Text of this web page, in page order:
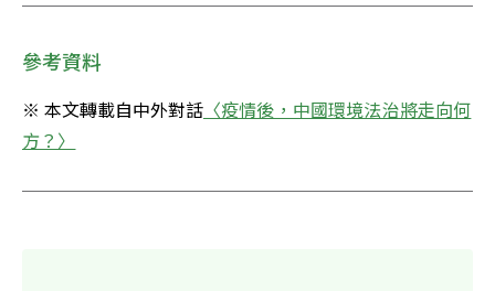
參考資料
※ 本文轉載自中外對話 〈疫情後，中國環境法治將走向何
方？〉